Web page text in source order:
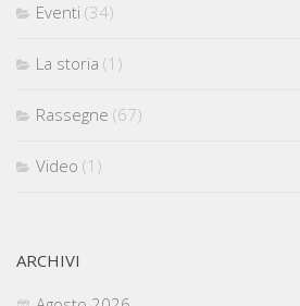
Eventi (34)
La storia (1)
Rassegne (67)
Video (1)
ARCHIVI